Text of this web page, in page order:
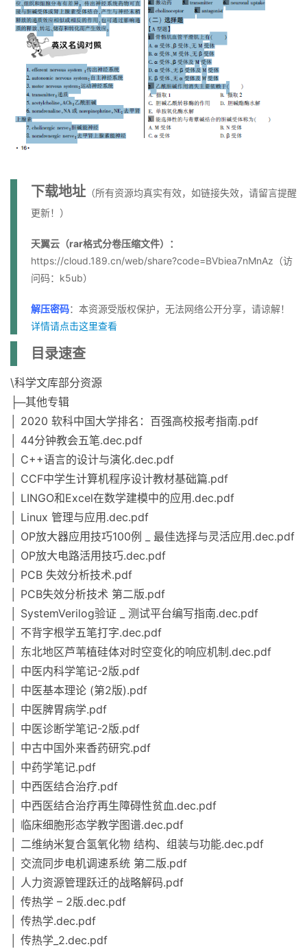
下载地址 （所有资源均真实有效，如链接失效，请留言提醒
更新！）
天翼云（rar格式分卷压缩文件）：
https://cloud.189.cn/web/share?code=BVbiea7nMnAz（访
问码：k5ub）
解压密码：本资源受版权保护，无法网络公开分享，请谅解！
详情请点击这里查看
目录速查
\科学文库部分资源
├─其他专辑
│ 2020 软科中国大学排名：百强高校报考指南.pdf
│ 44分钟教会五笔.dec.pdf
│ C++语言的设计与演化.dec.pdf
│ CCF中学生计算机程序设计教材基础篇.pdf
│ LINGO和Excel在数学建模中的应用.dec.pdf
│ Linux 管理与应用.dec.pdf
│ OP放大器应用技巧100例 _ 最佳选择与灵活应用.dec.pdf
│ OP放大电路活用技巧.dec.pdf
│ PCB 失效分析技术.pdf
│ PCB失效分析技术 第二版.pdf
│ SystemVerilog验证 _ 测试平台编写指南.dec.pdf
│ 不背字根学五笔打字.dec.pdf
│ 东北地区芦苇植硅体对时空变化的响应机制.dec.pdf
│ 中医内科学笔记-2版.pdf
│ 中医基本理论 (第2版).pdf
│ 中医脾胃病学.pdf
│ 中医诊断学笔记-2版.pdf
│ 中古中国外来香药研究.pdf
│ 中药学笔记.pdf
│ 中西医结合治疗.pdf
│ 中西医结合治疗再生障碍性贫血.dec.pdf
│ 临床细胞形态学教学图谱.dec.pdf
│ 二维纳米复合氢氧化物 结构、组装与功能.dec.pdf
│ 交流同步电机调速系统 第二版.pdf
│ 人力资源管理跃迁的战略解码.pdf
│ 传热学 – 2版.dec.pdf
│ 传热学.dec.pdf
│ 传热学_2.dec.pdf